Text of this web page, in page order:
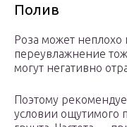
Полив
Роза может неплохо
переувлажнение
могут негативно
Поэтому
условии ощутимого